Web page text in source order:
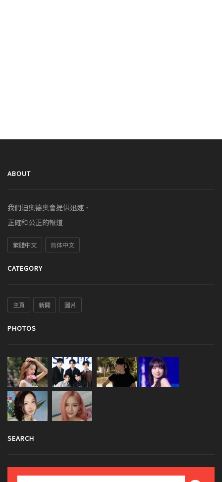
ABOUT
我們迪奧德奧會提供迅速、
正確和公正的報道
繁體中文 简体中文
CATEGORY
主頁 新聞 圖片
PHOTOS
SEARCH